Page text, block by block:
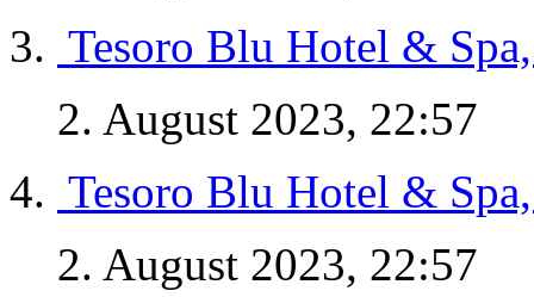
Tesoro Blu Hotel &
2. August 2023, 22:57
Tesoro Blu Hotel &
2. August 2023, 22:57